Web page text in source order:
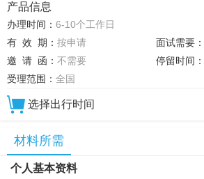
产品信息
办理时间： 6-10个工作日
有 效 期： 按申请 面试需要：
邀 请 函： 不需要 停留时间：
受理范围： 全国
选择出行时间
材料所需
个人基本资料